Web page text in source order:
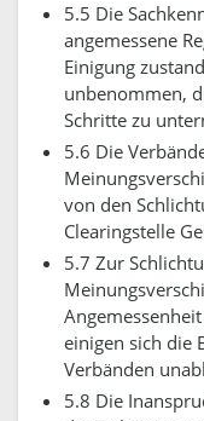
5.5 Die
angemessene
Einigung
unbenommen,
Schritte zu
5.6 Die
von den
Clearingstelle
5.7 Zur
einigen sich die
Verbänden
5.8 Die